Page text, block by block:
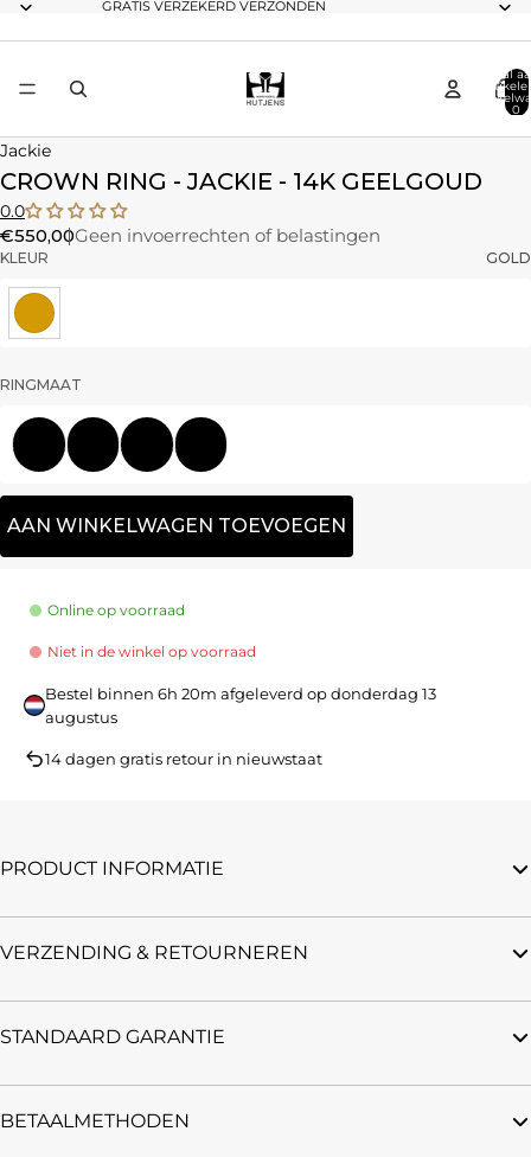
GRATIS VERZEKERD VERZONDEN
Totaal
0
Jackie
CROWN RING - JACKIE - 14K GEELGOUD
0.0
€550,00Geen invoerrechten of belastingen
KLEUR GOLD
RINGMAAT
AAN WINKELWAGEN TOEVOEGEN
Online op voorraad
Niet in de winkel op voorraad
Bestel binnen 6h 20m afgeleverd opdonderdag 13
augustus
14 dagen gratis retour in nieuwstaat
PRODUCT INFORMATIE
VERZENDING & RETOURNEREN
STANDAARD GARANTIE
BETAALMETHODEN